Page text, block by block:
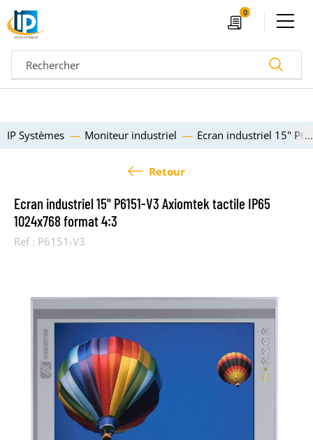
0
Devis Ouvrir le menu
IP Systèmes Moniteur industriel Ecran industriel 15"
Retour
Ecran industriel 15" P6151-V3 Axiomtek tactile IP65
1024x768 format 4:3
Ref : P6151-V3